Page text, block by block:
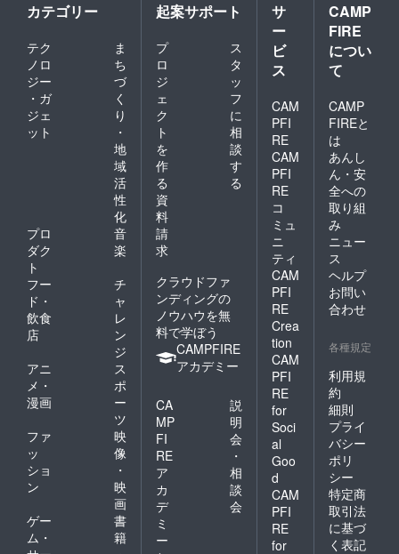
カテゴリー
テク
ノロ
ジー
・ガ
ジェ
ット
ま
ち
づ
く
り
・
地
域
活
性
化
プロ
ダク
ト
音
楽
フー
ド・
飲食
店
チ
ャ
レ
ン
ジ
アニ
メ・
漫画
ス
ポ
ー
ツ
ファ
ッ
ショ
ン
映
像
・
映
画
ゲー
ム・
書
籍
起案サポート
プ
ロ
ジ
ェ
ク
ト
を
作
る
ス
タ
ッ
フ
に
相
談
す
る
資
料
請
求
クラウドファ
ンディングの
ノウハウを無
料で学ぼう
CAMPFIRE
アカデミー
CA
MP
FI
RE
ア
カ
デ
ミ
ー
説
明
会
・
相
談
会
サ
ー
ビ
ス
CAM
PFI
RE
CAM
PFI
RE
コ
ミュ
ニ
ティ
CAM
PFI
RE
Crea
tion
CAM
PFI
RE
for
Soci
al
Goo
d
CAM
PFI
RE
for
CAMP
FIRE
につい
て
CAMP
FIREと
は
あんし
ん・安
全への
取り組
み
ニュー
ス
ヘルプ
お問い
合わせ
各種規定
利用規
約
細則
プライ
バシー
ポリ
シー
特定商
取引法
に基づ
く表記